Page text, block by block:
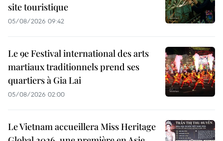
site touristique
05/08/2026 09:42
Le 9e Festival international des arts
martiaux traditionnels prend ses
quartiers à Gia Lai
05/08/2026 02:00
Le Vietnam accueillera Miss Heritage